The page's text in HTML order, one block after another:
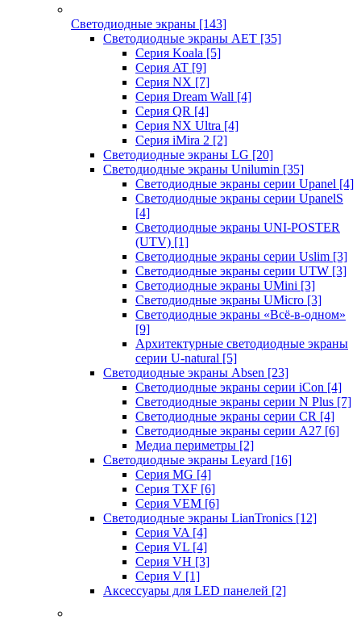
Светодиодные экраны [143]
Светодиодные экраны AET [35]
Cерия Koala [5]
Серия AT [9]
Серия NX [7]
Серия Dream Wall [4]
Серия QR [4]
Серия NX Ultra [4]
Серия iMira 2 [2]
Светодиодные экраны LG [20]
Светодиодные экраны Unilumin [35]
Светодиодные экраны серии Upanel [4]
Светодиодные экраны серии UpanelS
[4]
Светодиодные экраны UNI-POSTER
(UTV) [1]
Светодиодные экраны серии Uslim [3]
Светодиодные экраны серии UTW [3]
Светодиодные экраны UMini [3]
Светодиодные экраны UMicro [3]
Светодиодные экраны «Всё-в-одном»
[9]
Архитектурные светодиодные экраны
серии U-natural [5]
Светодиодные экраны Absen [23]
Светодиодные экраны серии iCon [4]
Светодиодные экраны серии N Plus [7]
Светодиодные экраны серии CR [4]
Светодиодные экраны серии А27 [6]
Медиа периметры [2]
Светодиодные экраны Leyard [16]
Серия MG [4]
Серия TXF [6]
Серия VEM [6]
Светодиодные экраны LianTronics [12]
Серия VA [4]
Серия VL [4]
Серия VH [3]
Серия V [1]
Аксессуары для LED панелей [2]